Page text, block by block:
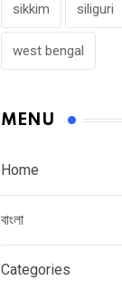
sikkim siliguri
west bengal
MENU
Home
বাংলা
Categories